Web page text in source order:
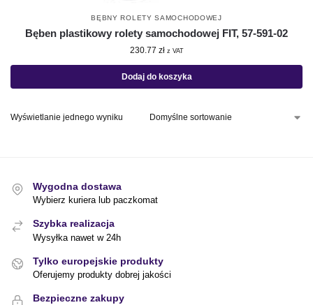
BĘBNY ROLETY SAMOCHODOWEJ
Bęben plastikowy rolety samochodowej FIT, 57-591-02
230.77 zł z VAT
Dodaj do koszyka
Wyświetlanie jednego wyniku
Wygodna dostawa
Wybierz kuriera lub paczkomat
Szybka realizacja
Wysyłka nawet w 24h
Tylko europejskie produkty
Oferujemy produkty dobrej jakości
Bezpieczne zakupy